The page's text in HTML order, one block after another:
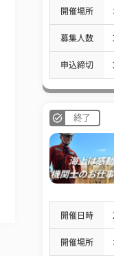
開催場所
募集人数
申込締切
終了
開催日時
開催場所